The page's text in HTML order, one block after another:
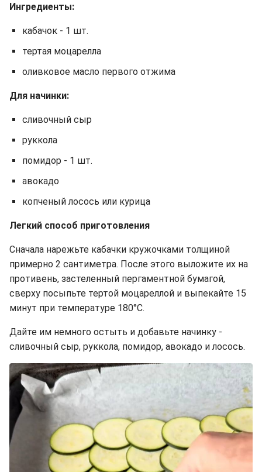
Ингредиенты:
кабачок - 1 шт.
тертая моцарелла
оливковое масло первого отжима
Для начинки:
сливочный сыр
руккола
помидор - 1 шт.
авокадо
копченый лосось или курица
Легкий способ приготовления
Сначала нарежьте кабачки кружочками толщиной
примерно 2 сантиметра. После этого выложите их на
противень, застеленный пергаментной бумагой,
сверху посыпьте тертой моцареллой и выпекайте 15
минут при температуре 180°C.
Дайте им немного остыть и добавьте начинку -
сливочный сыр, руккола, помидор, авокадо и лосось.